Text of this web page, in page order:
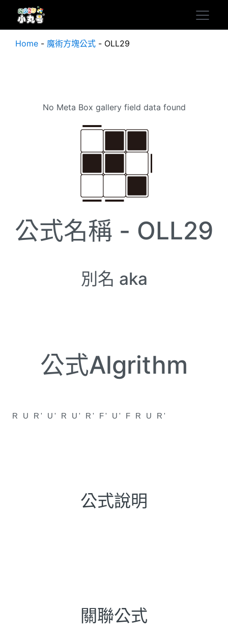
Home - 魔術方塊公式 - OLL29
No Meta Box gallery field data found
公式名稱 - OLL29
別名 aka
公式Algrithm
R U R' U' R U' R' F' U' F R U R'
公式說明
關聯公式